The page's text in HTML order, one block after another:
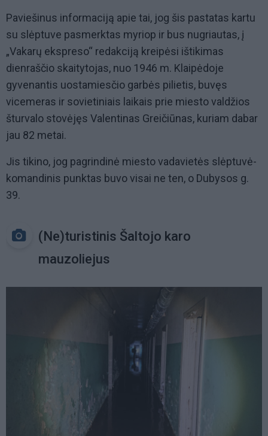
Paviešinus informaciją apie tai, jog šis pastatas kartu
su slėptuve pasmerktas myriop ir bus nugriautas, į
„Vakarų ekspreso“ redakciją kreipėsi ištikimas
dienraščio skaitytojas, nuo 1946 m. Klaipėdoje
gyvenantis uostamiesčio garbės pilietis, buvęs
vicemeras ir sovietiniais laikais prie miesto valdžios
šturvalo stovėjęs Valentinas Greičiūnas, kuriam dabar
jau 82 metai.
Jis tikino, jog pagrindinė miesto vadavietės slėptuvė-
komandinis punktas buvo visai ne ten, o Dubysos g.
39.
(Ne)turistinis Šaltojo karo
mauzoliejus